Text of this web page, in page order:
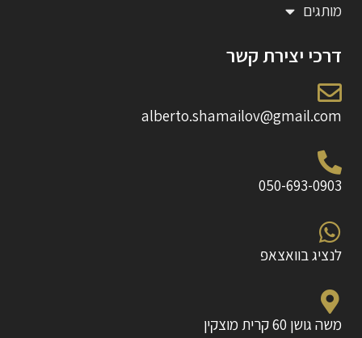
מותגים
דרכי יצירת קשר
alberto.shamailov@gmail.com
050-693-0903
לנציג בוואצאפ
משה גושן 60 קרית מוצקין